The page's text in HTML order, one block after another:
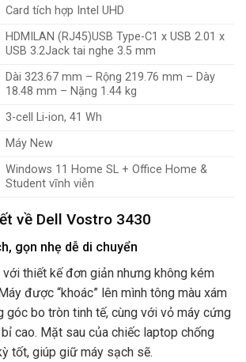
Card tích hợp Intel UHD
HDMILAN (RJ45)USB Type-C1 x USB 2.01 x
USB 3.2Jack tai nghe 3.5 mm
Dài 323.67 mm – Rộng 219.76 mm – Dày
18.48 mm – Nặng 1.44 kg
3-cell Li-ion, 41 Wh
Máy New
Windows 11 Home SL + Office Home &
Student vĩnh viễn
về Dell Vostro 3430
gọn nhẹ dễ di chuyển
với thiết kế đơn giản nhưng không kém
được “khoác” lên mình tông màu xám
góc bo tròn tinh tế, cùng với vỏ máy cứng
cao. Mặt sau của chiếc laptop chống
tốt, giúp giữ máy sạch sẽ.